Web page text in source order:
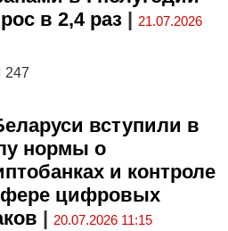
в 2,4 раз|
21.07.2026
247
вступили в
нормы о
и контроле
цифровых
20.07.2026 11:15